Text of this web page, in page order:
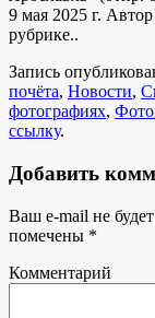
9 мая 2025 г.
рубрике..
Запись
почёта, Новости,
фотографиях,
ссылку.
Добавить
Ваш e-mail не
помечены *
Комментарий